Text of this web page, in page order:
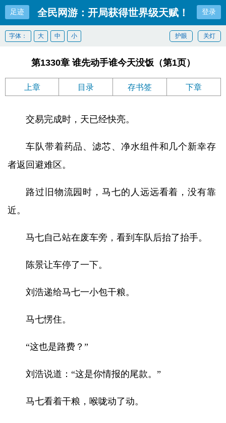
足迹 全民网游：开局获得世界级天赋！ 登录
关灯
护眼
字体： 大 中 小
第1330章 谁先动手谁今天没饭（第1页）
上章 目录 存书签 下章
交易完成时，天已经快亮。
车队带着药品、滤芯、净水组件和几个新幸存
者返回避难区。
路过旧物流园时，马七的人远远看着，没有靠
近。
马七自己站在废车旁，看到车队后抬了抬手。
陈景让车停了一下。
刘浩递给马七一小包干粮。
马七愣住。
“这也是路费？”
刘浩说道：“这是你情报的尾款。”
马七看着干粮，喉咙动了动。